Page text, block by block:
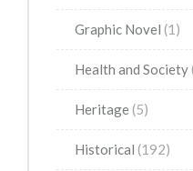
Graphic Novel (1)
Health and Society
Heritage (5)
Historical (192)